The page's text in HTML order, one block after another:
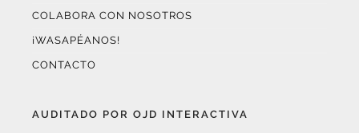
COLABORA CON NOSOTROS
¡WASAPÉANOS!
CONTACTO
AUDITADO POR OJD INTERACTIVA